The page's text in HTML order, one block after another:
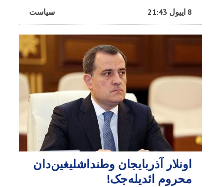
سیاست 8 اییول 21:43
اونلار آذربایجان وطنداشلیغین‌دان
محروم ائدیله‌جک!